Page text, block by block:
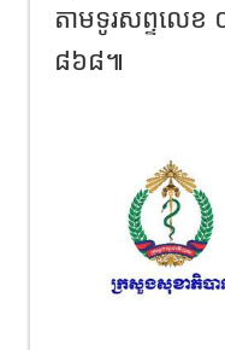
តាមទូរសព្ទល
៨៦៨៕